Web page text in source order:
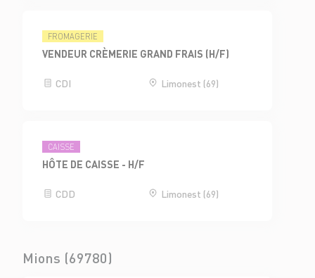
FROMAGERIE
VENDEUR CRÈMERIE GRAND FRAIS (H/F)
CDI Limonest (69)
CAISSE
HÔTE DE CAISSE - H/F
CDD Limonest (69)
Mions (69780)